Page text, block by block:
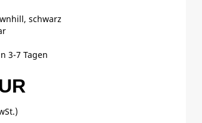
schwarz
3-7 Tagen